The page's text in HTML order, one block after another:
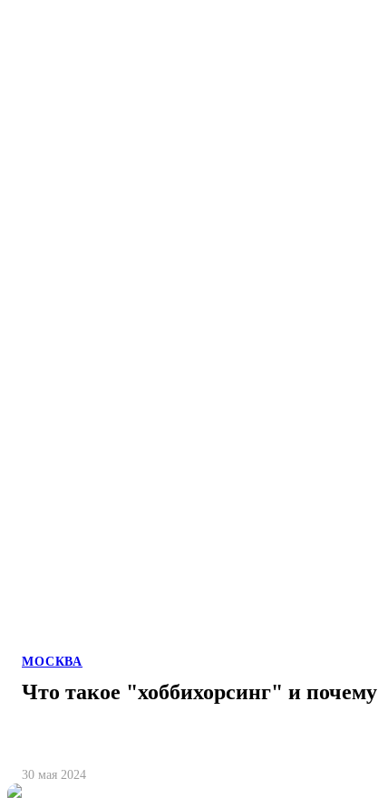
МОСКВА
Что такое "хоббихорсинг" и почему
30 мая 2024